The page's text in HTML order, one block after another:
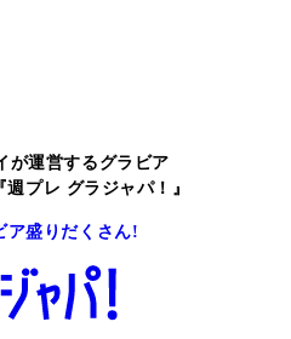
が運営するグラビア
プレ グラジャパ！』
ア盛りだくさん!